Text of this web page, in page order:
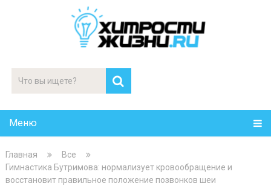
Меню
Главная
Все
Гимнастика Бутримова: нормализует кровообращение и
восстановит правильное положение позвонков шеи